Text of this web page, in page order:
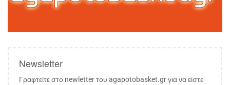
Newsletter
Γραφτείτε στο newletter του agapotobasket.gr για να είστε